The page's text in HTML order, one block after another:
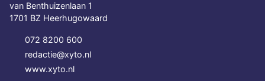
van Benthuizenlaan 1
1701 BZ Heerhugowaard
072 8200 600
redactie@xyto.nl
www.xyto.nl